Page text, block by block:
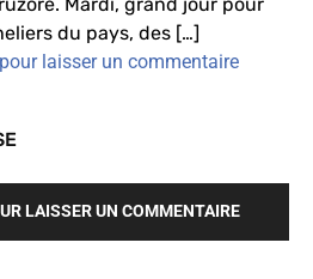
du pays, des […]
laisser un commentaire
LAISSER UN COMMENTAIRE